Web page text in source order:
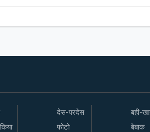
देस-परदेस
फोटो
बही-
बेबाक